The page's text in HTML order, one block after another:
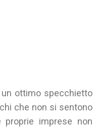
ottimo specchietto
che non si sentono
proprie imprese non